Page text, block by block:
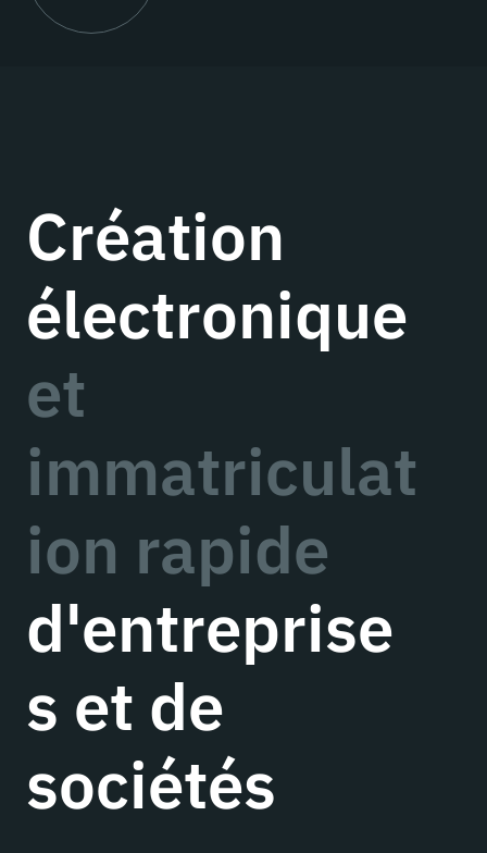
Création
électronique
et
immatriculat
ion rapide
d'entreprise
s et de
sociétés